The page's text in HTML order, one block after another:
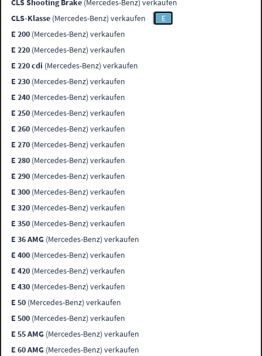
CLS Shooting Brake (Mercedes-Benz) verkaufen
CLS-Klasse (Mercedes-Benz) verkaufen
E
E 200 (Mercedes-Benz) verkaufen
E 220 (Mercedes-Benz) verkaufen
E 220 cdi (Mercedes-Benz) verkaufen
E 230 (Mercedes-Benz) verkaufen
E 240 (Mercedes-Benz) verkaufen
E 250 (Mercedes-Benz) verkaufen
E 260 (Mercedes-Benz) verkaufen
E 270 (Mercedes-Benz) verkaufen
E 280 (Mercedes-Benz) verkaufen
E 290 (Mercedes-Benz) verkaufen
E 300 (Mercedes-Benz) verkaufen
E 320 (Mercedes-Benz) verkaufen
E 350 (Mercedes-Benz) verkaufen
E 36 AMG (Mercedes-Benz) verkaufen
E 400 (Mercedes-Benz) verkaufen
E 420 (Mercedes-Benz) verkaufen
E 430 (Mercedes-Benz) verkaufen
E 50 (Mercedes-Benz) verkaufen
E 500 (Mercedes-Benz) verkaufen
E 55 AMG (Mercedes-Benz) verkaufen
E 60 AMG (Mercedes-Benz) verkaufen